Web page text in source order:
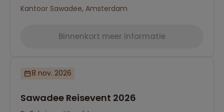
Kantoor Sawadee, Amsterdam
Binnenkort meer informatie
8 nov. 2026
Sawadee Reisevent 2026